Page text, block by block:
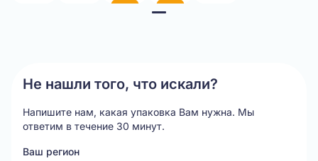
Не нашли того, что искали?
Напишите нам, какая упаковка Вам нужна. Мы
ответим в течение 30 минут.
Ваш регион